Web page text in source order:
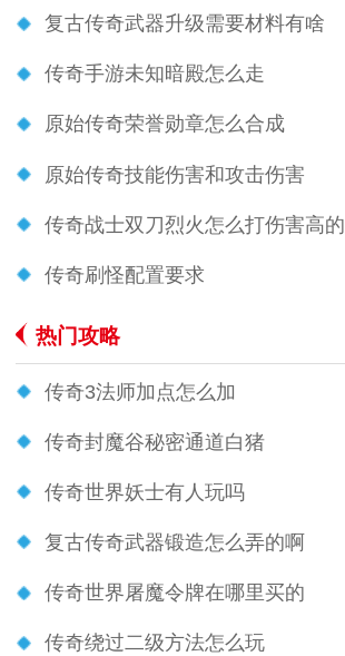
复古传奇武器升级需要材料有啥
传奇手游未知暗殿怎么走
原始传奇荣誉勋章怎么合成
原始传奇技能伤害和攻击伤害
传奇战士双刀烈火怎么打伤害高的
传奇刷怪配置要求
热门攻略
传奇3法师加点怎么加
传奇封魔谷秘密通道白猪
传奇世界妖士有人玩吗
复古传奇武器锻造怎么弄的啊
传奇世界屠魔令牌在哪里买的
传奇绕过二级方法怎么玩